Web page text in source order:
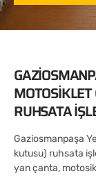
RUHSATA
Gaziosmanpaşa
kutusu) ruhsata
yan çanta,